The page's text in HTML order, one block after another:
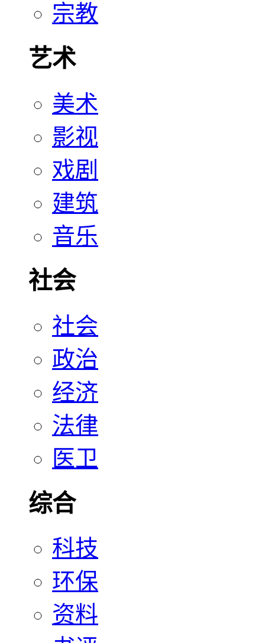
宗教
艺术
美术
影视
戏剧
建筑
音乐
社会
社会
政治
经济
法律
医卫
综合
科技
环保
资料